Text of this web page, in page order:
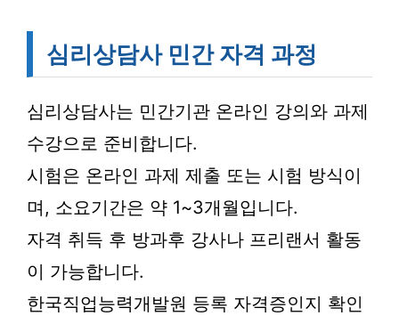
심리상담사 민간 자격 과정
심리상담사는 민간기관 온라인 강의와 과제
수강으로 준비합니다.
시험은 온라인 과제 제출 또는 시험 방식이
며, 소요기간은 약 1~3개월입니다.
자격 취득 후 방과후 강사나 프리랜서 활동
이 가능합니다.
한국직업능력개발원 등록 자격증인지 확인